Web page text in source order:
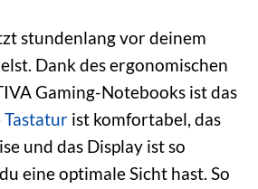
stundenlang vor deinem
Dank des ergonomischen
Gaming-Notebooks ist das
Tastatur ist komfortabel, das
und das Display ist so
eine optimale Sicht hast. So